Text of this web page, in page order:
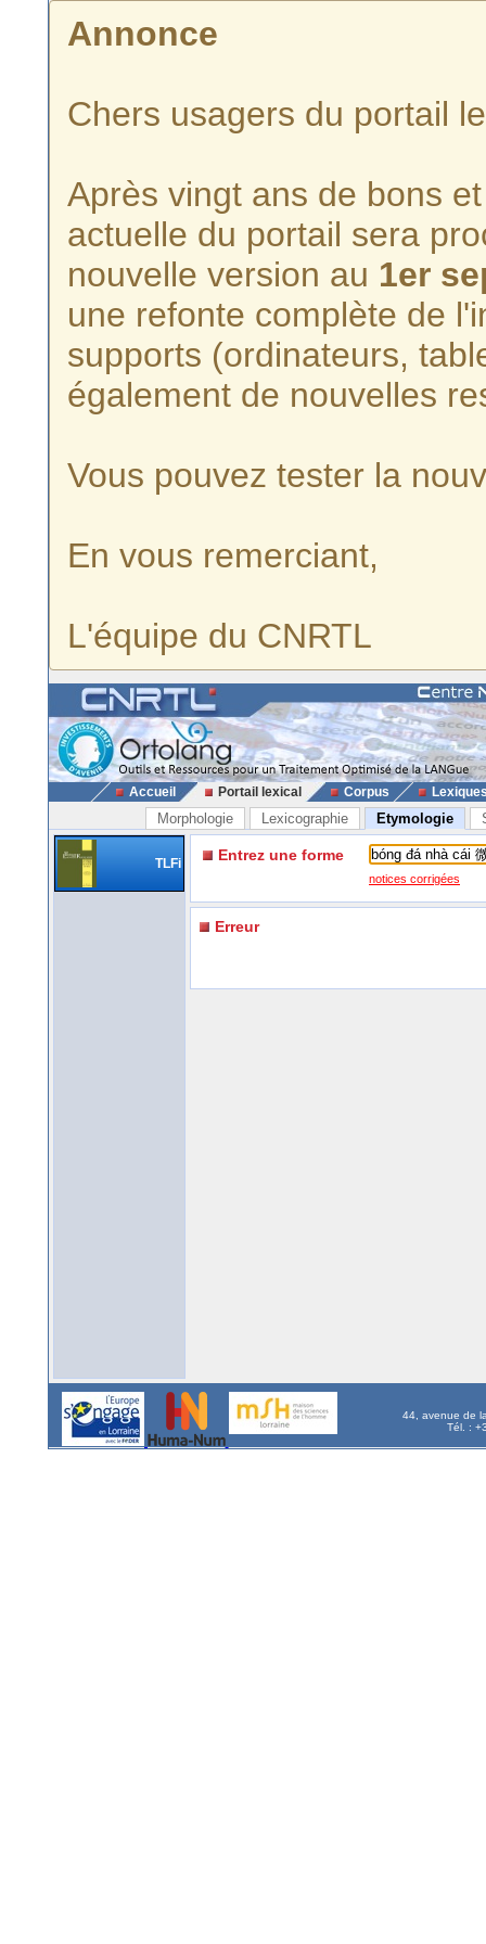
Annonce
Chers usagers du portail
Après vingt ans de bons
actuelle du portail sera
nouvelle version au 1er
une refonte complète de
supports (ordinateurs,
également de nouvelles
Vous pouvez tester la
En vous remerciant,
L'équipe du CNRTL
Accueil Portail lexical Corpus
Morphologie Lexicographie Etymologie
TLFi Entrez une forme
notices corrigées
Erreur
44, avenue de
Tél. :